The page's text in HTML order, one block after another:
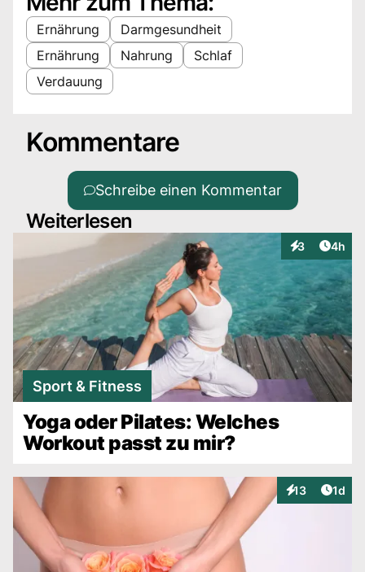
Ernährung
Darmgesundheit
Ernährung
Nahrung
Schlaf
Verdauung
Kommentare
Schreibe einen Kommentar
Weiterlesen
3
Interaktionen
4h
Sport & Fitness
Yoga oder Pilates: Welches
Workout passt zu mir?
13
Interaktionen
1d